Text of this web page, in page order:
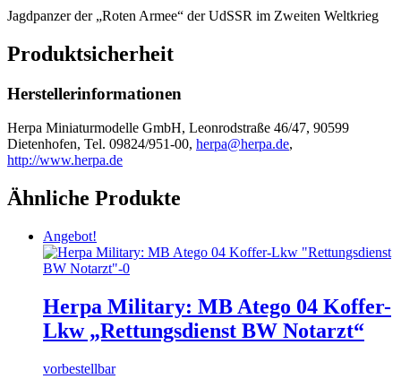
Jagdpanzer der „Roten Armee“ der UdSSR im Zweiten Weltkrieg
Produktsicherheit
Herstellerinformationen
Herpa Miniaturmodelle GmbH, Leonrodstraße 46/47, 90599
Dietenhofen, Tel. 09824/951-00, herpa@herpa.de,
http://www.herpa.de
Ähnliche Produkte
Angebot!
Herpa Military: MB Atego 04 Koffer-
Lkw „Rettungsdienst BW Notarzt“
vorbestellbar